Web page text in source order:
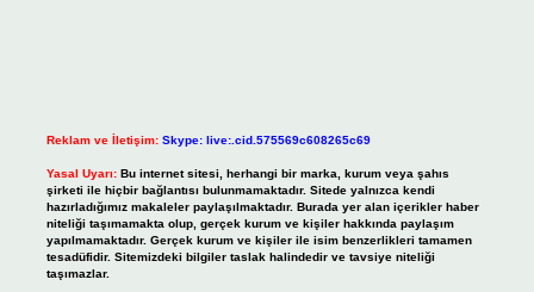
Reklam ve İletişim: Skype: live:.cid.575569c608265c69
Yasal Uyarı: Bu internet sitesi, herhangi bir marka, kurum veya şahıs
şirketi ile hiçbir bağlantısı bulunmamaktadır. Sitede yalnızca kendi
hazırladığımız makaleler paylaşılmaktadır. Burada yer alan içerikler haber
niteliği taşımamakta olup, gerçek kurum ve kişiler hakkında paylaşım
yapılmamaktadır. Gerçek kurum ve kişiler ile isim benzerlikleri tamamen
tesadüfidir. Sitemizdeki bilgiler taslak halindedir ve tavsiye niteliği
taşımazlar.